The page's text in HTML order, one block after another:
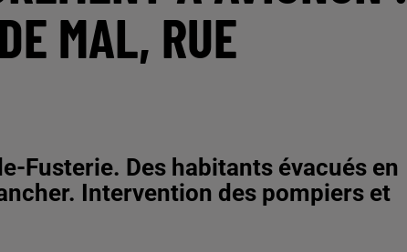
MAL, RUE
Fusterie. Des habitants évacués en
Intervention des pompiers et